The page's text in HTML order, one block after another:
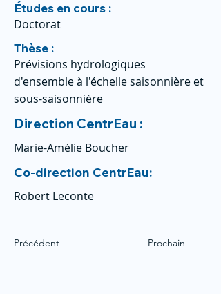
Études en cours :
Doctorat
Thèse :
Prévisions hydrologiques
d'ensemble à l'échelle saisonnière et
sous-saisonnière
Direction CentrEau :
Marie-Amélie Boucher
Co-direction CentrEau:
Robert Leconte
Précédent Prochain